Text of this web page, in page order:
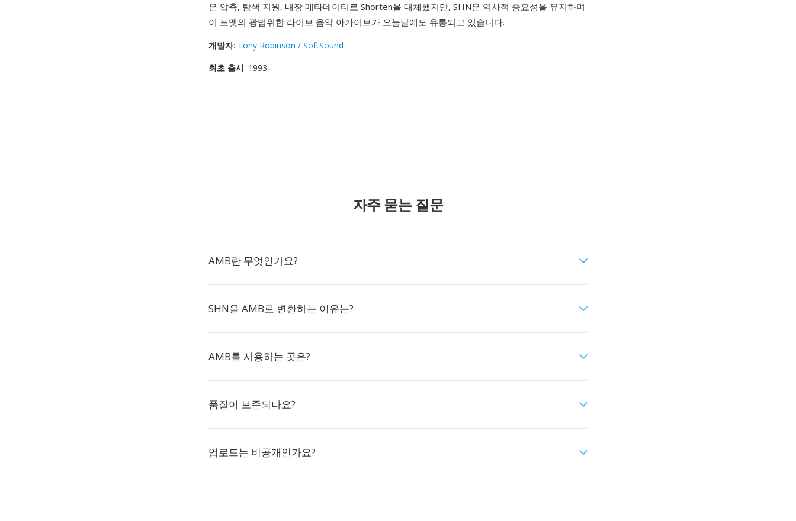
은 압축, 탐색 지원, 내장 메타데이터로 Shorten을 대체했지만, SHN은 역사적 중요성을 유지하며
이 포맷의 광범위한 라이브 음악 아카이브가 오늘날에도 유통되고 있습니다.
개발자: Tony Robinson / SoftSound
최초 출시: 1993
자주 묻는 질문
AMB란 무엇인가요?
SHN을 AMB로 변환하는 이유는?
AMB를 사용하는 곳은?
품질이 보존되나요?
업로드는 비공개인가요?